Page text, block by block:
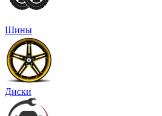
Шины
Диски